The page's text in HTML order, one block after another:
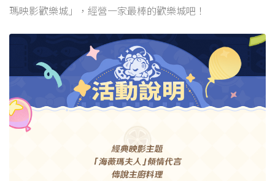
瑪映影歡樂城」，經營一家最棒的歡樂城吧！